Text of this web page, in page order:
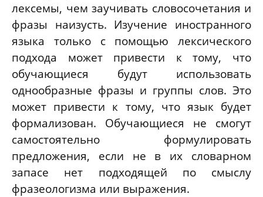
лексемы, чем заучивать словосочетания и
фразы наизусть. Изучение иностранного
языка только с помощью лексического
подхода может привести к тому, что
обучающиеся будут использовать
однообразные фразы и группы слов. Это
может привести к тому, что язык будет
формализован. Обучающиеся не смогут
самостоятельно формулировать
предложения, если не в их словарном
запасе нет подходящей по смыслу
фразеологизма или выражения.